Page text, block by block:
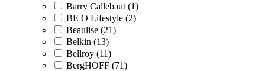
Barry Callebaut (1)
BE O Lifestyle (2)
Beaulise (21)
Belkin (13)
Bellroy (11)
BergHOFF (71)